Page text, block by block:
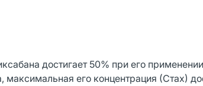
достигает 50% при его
максимальная его концентрация (Стах)